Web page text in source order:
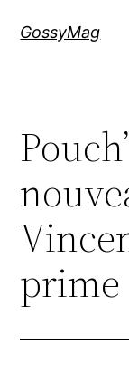
GossyMag
prime